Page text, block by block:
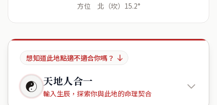
方位 北（坎）15.2°
想知道此地點適不適合你嗎？
☯ 天地人合一
輸入生辰，探索你與此地的命理契合